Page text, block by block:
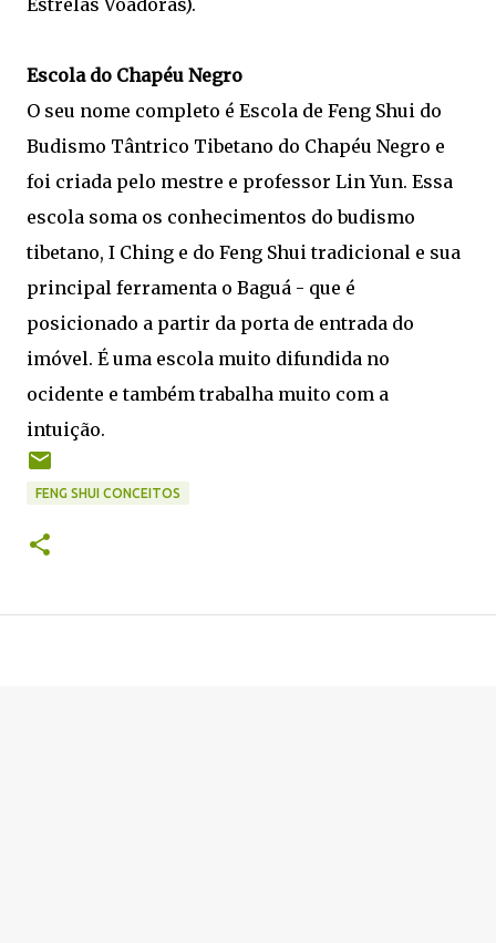
Estrelas Voadoras).
Escola do Chapéu Negro
O seu nome completo é Escola de Feng Shui do
Budismo Tântrico Tibetano do Chapéu Negro e
foi criada pelo mestre e professor Lin Yun. Essa
escola soma os conhecimentos do budismo
tibetano, I Ching e do Feng Shui tradicional e sua
principal ferramenta o Baguá - que é
posicionado a partir da porta de entrada do
imóvel. É uma escola muito difundida no
ocidente e também trabalha muito com a
intuição.
FENG SHUI CONCEITOS